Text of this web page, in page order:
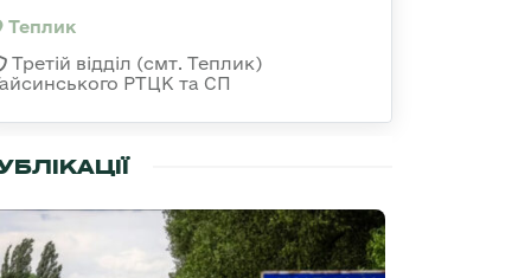
Теплик
Третій відділ (смт. Теплик)
РТЦК та СП